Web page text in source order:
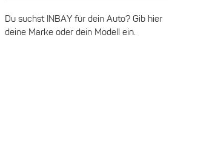
Du suchst INBAY für dein Auto? Gib hier
deine Marke oder dein Modell ein.